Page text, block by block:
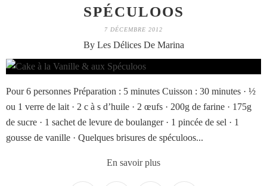
SPÉCULOOS
7 DÉCEMBRE 2012
By Les Délices De Marina
Pour 6 personnes Préparation : 5 minutes Cuisson : 30 minutes · ½
ou 1 verre de lait · 2 c à s d’huile · 2 œufs · 200g de farine · 175g
de sucre · 1 sachet de levure de boulanger · 1 pincée de sel · 1
gousse de vanille · Quelques brisures de spéculoos...
En savoir plus